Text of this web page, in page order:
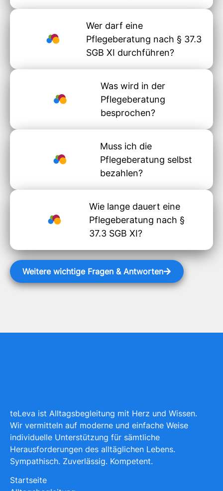
Wer darf eine
Pflegeberatung nach § 37.3
SGB XI durchführen?
Was wird in der
Pflegeberatung
besprochen?
Muss ich die
Pflegeberatung selbst
bezahlen?
Wie lange dauert eine
Pflegeberatung nach §
37.3 SGB XI?
Weitere wichtige Fragen & Antworten
teLeva ist Alltagsbegleitung mit Herz und Wissen.
Wir vermitteln auf moderne und einfache Weise
individuelle Unterstützung für sämtliche
Herausforderungen des alltäglichen Lebens.
Sympathisch. Zuverlässig. Kompetent.
Startseite